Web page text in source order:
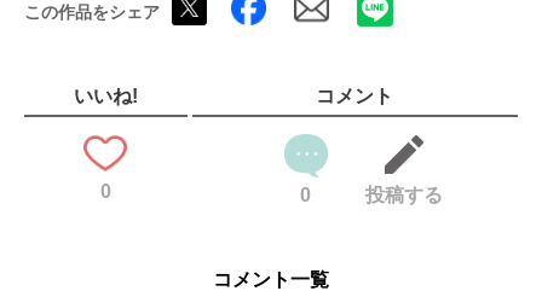
この作品をシェア
いいね!
0
コメント
0 投稿する
コメント一覧